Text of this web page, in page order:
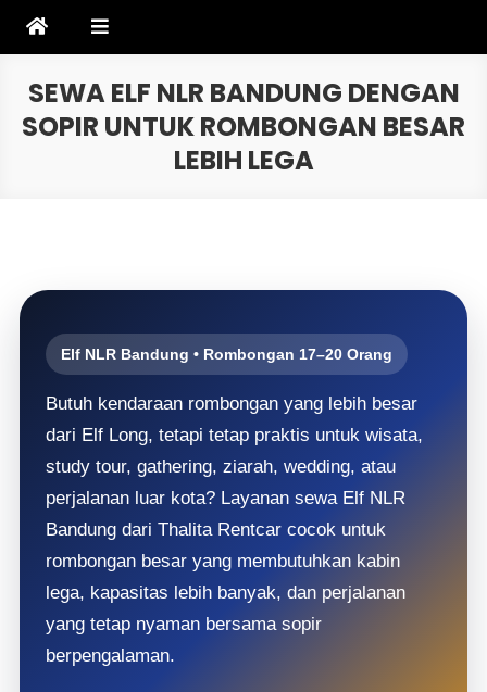
SEWA ELF NLR BANDUNG DENGAN
SOPIR UNTUK ROMBONGAN BESAR
LEBIH LEGA
Elf NLR Bandung • Rombongan 17–20 Orang
Butuh kendaraan rombongan yang lebih besar
dari Elf Long, tetapi tetap praktis untuk wisata,
study tour, gathering, ziarah, wedding, atau
perjalanan luar kota? Layanan sewa Elf NLR
Bandung dari Thalita Rentcar cocok untuk
rombongan besar yang membutuhkan kabin
lega, kapasitas lebih banyak, dan perjalanan
yang tetap nyaman bersama sopir
berpengalaman.